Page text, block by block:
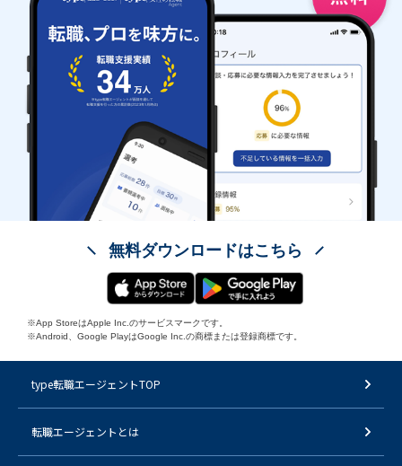
無料ダウンロードはこちら
※App StoreはApple Inc.のサービスマークです。
※Android、Google PlayはGoogle Inc.の商標または登録商標です。
type転職エージェントTOP
転職エージェントとは